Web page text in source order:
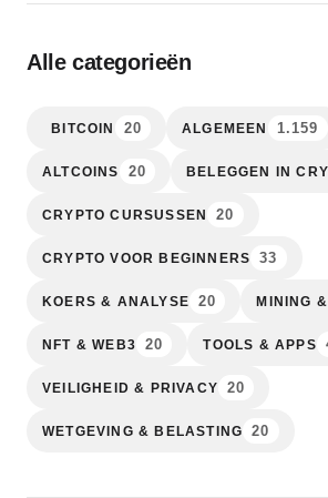
Alle categorieën
BITCOIN 20 ALGEMEEN 1.159
ALTCOINS 20 BELEGGEN IN
CRYPTO CURSUSSEN 20
CRYPTO VOOR BEGINNERS 33
KOERS & ANALYSE 20 MINING
NFT & WEB3 20 TOOLS & APPS
VEILIGHEID & PRIVACY 20
WETGEVING & BELASTING 20